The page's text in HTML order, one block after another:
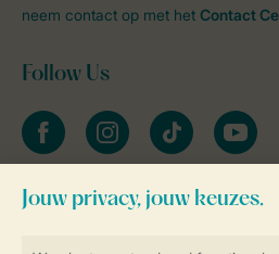
neem contact op met het Contact
Follow Us
facebookinstagramtiktok youtube
Blijf op de hoogte